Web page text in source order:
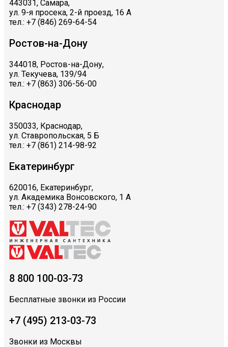
443031, Самара,
ул. 9-я просека, 2-й проезд, 16 А
тел.: +7 (846) 269-64-54
Ростов-на-Дону
344018, Ростов-на-Дону,
ул. Текучева, 139/94
тел.: +7 (863) 306-56-00
Краснодар
350033, Краснодар,
ул. Ставропольская, 5 Б
тел.: +7 (861) 214-98-92
Екатеринбург
620016, Екатеринбург,
ул. Академика Вонсовского, 1 А
тел.: +7 (343) 278-24-90
8 800 100-03-73
Бесплатные звонки из России
+7 (495) 213-03-73
Звонки из Москвы